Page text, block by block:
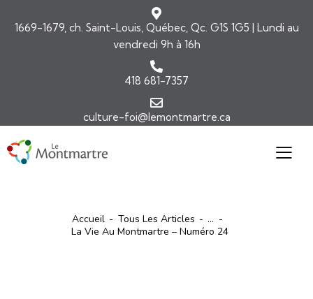
1669-1679, ch. Saint-Louis, Québec, Qc. G1S 1G5 | Lundi au
vendredi 9h à 16h
418 681-7357
culture-foi@lemontmartre.ca
Accueil Tous Les Articles
...
La Vie Au Montmartre – Numéro 24